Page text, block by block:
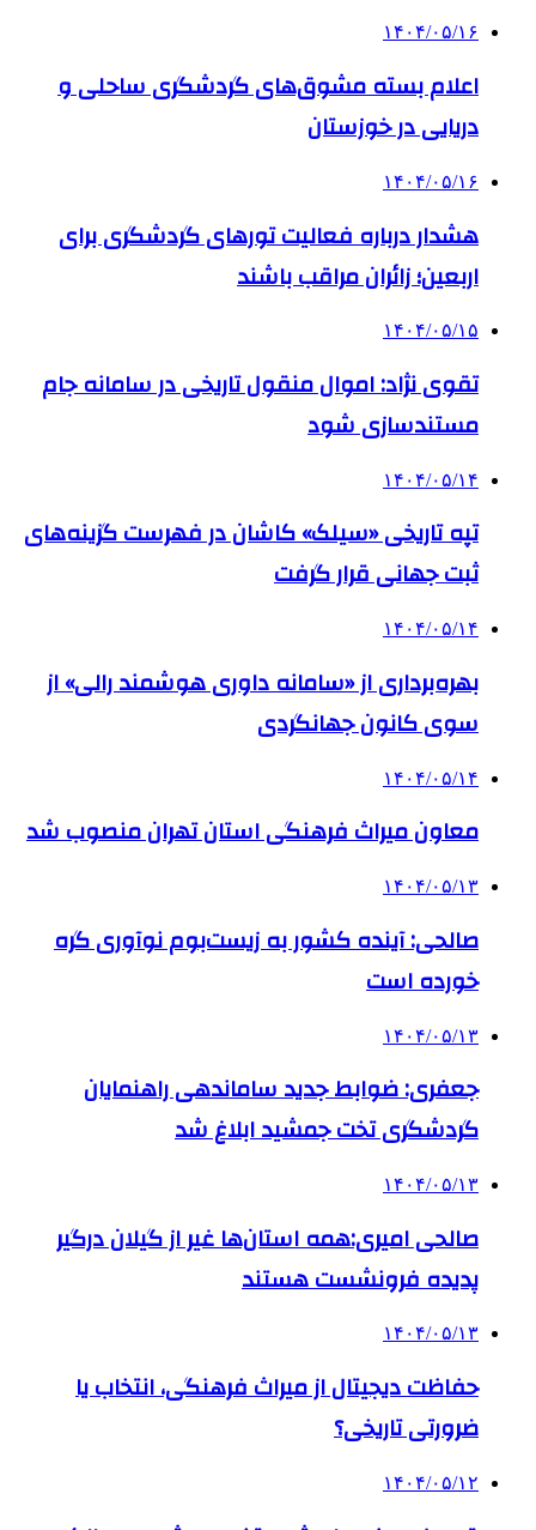
۱۴۰۴/۰۵/۱۶
اعلام بسته مشوق‌های گردشگری ساحلی و
دریایی در خوزستان
۱۴۰۴/۰۵/۱۶
هشدار درباره فعالیت تورهای گردشگری برای
اربعین؛ زائران مراقب باشند
۱۴۰۴/۰۵/۱۵
تقوی نژاد: اموال منقول تاریخی در سامانه جام
مستندسازی شود
۱۴۰۴/۰۵/۱۴
تپه تاریخی «سیلک» کاشان در فهرست گزینه‌های
ثبت جهانی قرار گرفت
۱۴۰۴/۰۵/۱۴
بهره‌برداری از «سامانه داوری هوشمند رالی» از
سوی کانون جهانگردی
۱۴۰۴/۰۵/۱۴
معاون میراث فرهنگی استان تهران منصوب شد
۱۴۰۴/۰۵/۱۳
صالحی: آینده کشور به زیست‌بوم نوآوری گره
خورده است
۱۴۰۴/۰۵/۱۳
جعفری: ضوابط جدید ساماندهی راهنمایان
گردشگری تخت جمشید ابلاغ شد
۱۴۰۴/۰۵/۱۳
صالحی امیری:همه استان‌ها غیر از گیلان درگیر
پدیده فرونشست هستند
۱۴۰۴/۰۵/۱۳
حفاظت دیجیتال از میراث فرهنگی، انتخاب یا
ضرورتی تاریخی؟
۱۴۰۴/۰۵/۱۲